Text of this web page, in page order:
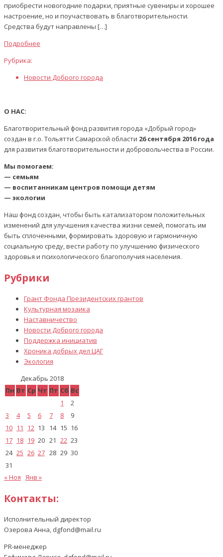
приобрести новогодние подарки, приятные сувениры и хорошее
настроение, но и поучаствовать в благотворительности.
Средства будут направлены […]
Подробнее
Рубрика:
Новости Доброго города
О НАС:
Благотворительный фонд развития города «Добрый город»
создан в г.о. Тольятти Самарской области 26 сентября 2016 года
для развития благотворительности и добровольчества в России.
Мы помогаем:
— семьям
— воспитанникам центров помощи детям
— экологии
Наш фонд создан, чтобы быть катализатором положительных
изменений для улучшения качества жизни семей, помогать им
быть сплоченными, формировать здоровую и гармоничную
социальную среду, вести работу по улучшению физического
здоровья и психологического благополучия населения.
Рубрики
Грант Фонда Президентских грантов
Культурная мозаика
Наставничество
Новости Доброго города
Поддержка инициатив
Хроника добрых дел ЦАГ
Экология
Декабрь 2018
Пн Вт Ср Чт Пт Сб Вс
1
2
3
4 5 6 7 8
9
10 11 12 13 14 15 16
17 18 19 20 21 22 23
24 25 26 27 28 29 30
31
« Ноя Янв »
Контакты:
Исполнительный директор
Озерова Анна, dgfond@mail.ru
PR-менеджер